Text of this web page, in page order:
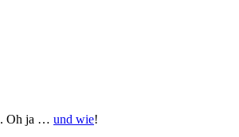
. Oh ja … und wie!